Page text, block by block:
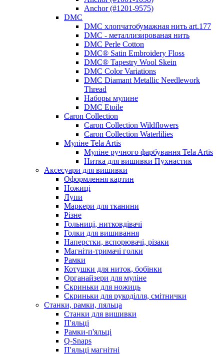
Anchor (#1201-9575)
DMC
DMC хлопчатобумажная нить art.177
DMC - металлизированая нить
DMC Perle Cotton
DMC® Satin Embroidery Floss
DMC® Tapestry Wool Skein
DMC Color Variations
DMC Diamant Metallic Needlework
Thread
Наборы мулине
DMC Etoile
Caron Collection
Caron Collection Wildflowers
Caron Collection Waterlilies
Муліне Tela Artis
Муліне ручного фарбування Tela Artis
Нитка для вишивки Пухнастик
Аксесуари для вишивки
Оформлення картин
Ножиці
Лупи
Маркери для тканини
Різне
Гольниці, нитковдівачі
Голки для вишивання
Наперстки, вспорювачі, різаки
Магніти-тримачі голки
Рамки
Котушки для ниток, бобінки
Органайзери для муліне
Скриньки для ножиць
Скриньки для рукоділля, смітнички
Станки, рамки, пяльца
Станки для вишивки
П'яльці
Рамки-п'яльці
Q-Snaps
П'яльці магнітні